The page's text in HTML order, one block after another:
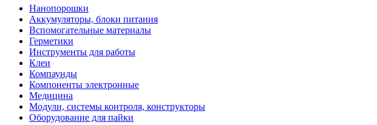
Нанопорошки
Аккумуляторы, блоки питания
Вспомогательные материалы
Герметики
Инструменты для работы
Клеи
Компаунды
Компоненты электронные
Медицина
Модули, системы контроля, конструкторы
Оборудование для пайки